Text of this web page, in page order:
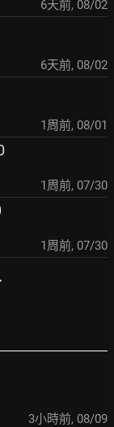
6天前, 08/02
6天前, 08/02
1周前, 08/01
1周前, 07/30
1周前, 07/30
3小時前, 08/09